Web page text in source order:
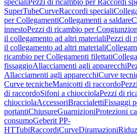
specialiPezzi di ricambio per Raccordi
SuperTubeCurveRaccordi speciali
per CollegamentiCollegamenti a saldare
innestoPezzi di ricambio per
il collegamento ad altri materialiPezzi di
il collegamento ad altri materiali
ricambio per Collegamenti filettati
fissaggioAllacciamenti agli apparecchi
Allacciamenti agli apparecchiCurve
Curve tecnicheManicotti di raccordo
di raccordoSifoni a chiocciolaPezzi di
chiocciolaAccessoriBraccialettiFissaggi
portantiChiusureGuarnizioniProtezioni
consumoGeberit PP-
HTTubiRaccordiCurveDiramazioni